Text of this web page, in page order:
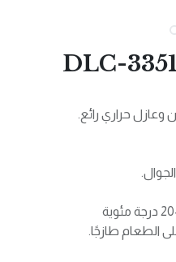
وعازل حراري رائع.
الطعام طازجًا.